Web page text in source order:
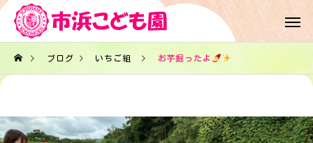
ブログ いちご組 お芋掘ったよ